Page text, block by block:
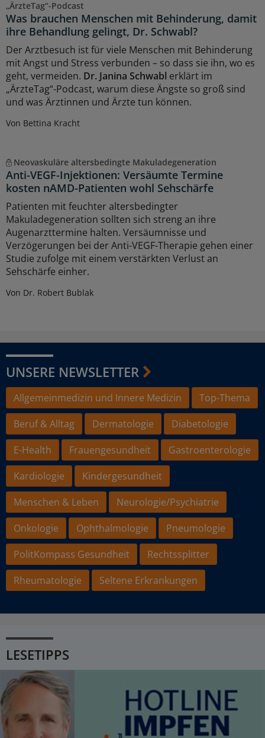
„ÄrzteTag“-Podcast
Was brauchen Menschen mit Behinderung, damit
ihre Behandlung gelingt, Dr. Schwabl?
Der Arztbesuch ist für viele Menschen mit Behinderung
mit Angst und Stress verbunden – so dass sie ihn, wo es
geht, vermeiden. Dr. Janina Schwabl erklärt im
„ÄrzteTag“-Podcast, warum diese Ängste so groß sind
und was Ärztinnen und Ärzte tun können.
Von Bettina Kracht
Neovaskuläre altersbedingte Makuladegeneration
Anti-VEGF-Injektionen: Versäumte Termine
kosten nAMD-Patienten wohl Sehschärfe
Patienten mit feuchter altersbedingter
Makuladegeneration sollten sich streng an ihre
Augenarzttermine halten. Versäumnisse und
Verzögerungen bei der Anti-VEGF-Therapie gehen einer
Studie zufolge mit einem verstärkten Verlust an
Sehschärfe einher.
Von Dr. Robert Bublak
UNSERE NEWSLETTER
Allgemeinmedizin und Innere Medizin
Top-Thema
Beruf & Alltag
Dermatologie
Diabetologie
E-Health
Frauengesundheit
Gastroenterologie
Kardiologie
Kindergesundheit
Menschen & Leben
Neurologie/Psychiatrie
Onkologie
Ophthalmologie
Pneumologie
PolitKompass Gesundheit
Rechtssplitter
Rheumatologie
Seltene Erkrankungen
LESETIPPS